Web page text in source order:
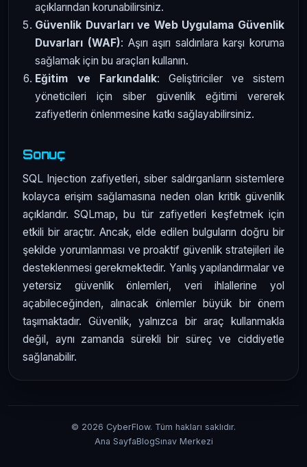
açıklarından korunabilirsiniz.
Güvenlik Duvarları ve Web Uygulama Güvenlik
Duvarları (WAF): Aşırı aşırı saldırılara karşı koruma
sağlamak için bu araçları kullanın.
Eğitim ve Farkındalık: Geliştiriciler ve sistem
yöneticileri için siber güvenlik eğitimi vererek
zafiyetlerin önlenmesine katkı sağlayabilirsiniz.
Sonuç
SQL Injection zafiyetleri, siber saldırganların sistemlere
kolayca erişim sağlamasına neden olan kritik güvenlik
açıklarıdır. SQLmap, bu tür zafiyetleri keşfetmek için
etkili bir araçtır. Ancak, elde edilen bulguların doğru bir
şekilde yorumlanması ve proaktif güvenlik stratejileri ile
desteklenmesi gerekmektedir. Yanlış yapılandırmalar ve
yetersiz güvenlik önlemleri, veri ihlallerine yol
açabileceğinden, alınacak önlemler büyük bir önem
taşımaktadır. Güvenlik, yalnızca bir araç kullanmakla
değil, aynı zamanda sürekli bir süreç ve ciddiyetle
sağlanabilir.
© 2026 CyberFlow. Tüm hakları saklıdır.
Ana SayfaBlogSınav Merkezi